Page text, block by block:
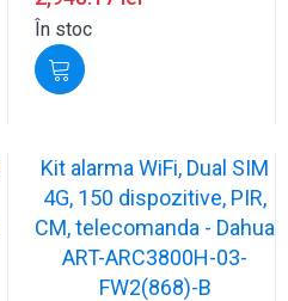
În stoc
Kit alarma WiFi, Dual SIM
4G, 150 dispozitive, PIR,
CM, telecomanda - Dahua
ART-ARC3800H-03-
FW2(868)-B